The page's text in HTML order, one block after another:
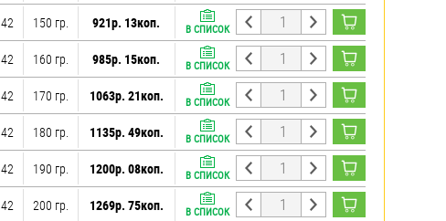
42 150 гр. 921р. 13коп. В СПИСОК
42 160 гр. 985р. 15коп. В СПИСОК
42 170 гр. 1063р. 21коп. В СПИСОК
42 180 гр. 1135р. 49коп. В СПИСОК
42 190 гр. 1200р. 08коп. В СПИСОК
42 200 гр. 1269р. 75коп. В СПИСОК